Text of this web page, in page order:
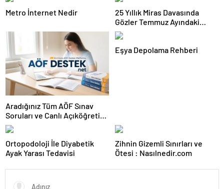
Metro İnternet Nedir
25 Yıllık Miras Davasında
Gözler Temmuz Ayındaki
Karar Duruşmasına Çevrildi
Aradığınız Tüm AÖF Sınav
Soruları ve Canlı Açıköğretim
Forumu Burada
Eşya Depolama Rehberi
Ortopodoloji İle Diyabetik
Ayak Yarası Tedavisi
Zihnin Gizemli Sınırları ve
Ötesi : Nasılnedir.com